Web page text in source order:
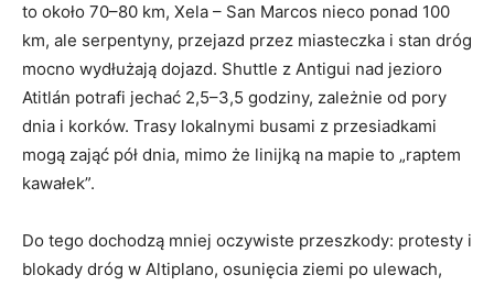
to około 70–80 km, Xela – San Marcos nieco ponad 100
km, ale serpentyny, przejazd przez miasteczka i stan dróg
mocno wydłużają dojazd. Shuttle z Antigui nad jezioro
Atitlán potrafi jechać 2,5–3,5 godziny, zależnie od pory
dnia i korków. Trasy lokalnymi busami z przesiadkami
mogą zająć pół dnia, mimo że linijką na mapie to „raptem
kawałek”.
Do tego dochodzą mniej oczywiste przeszkody: protesty i
blokady dróg w Altiplano, osunięcia ziemi po ulewach,